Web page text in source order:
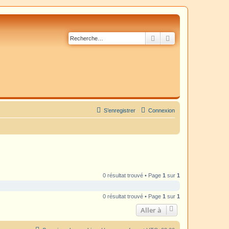
Rechercher
Connexion
S’enregistrer
0 résultat trouvé • Page 1 sur 1
0 résultat trouvé • Page 1 sur 1
Aller à